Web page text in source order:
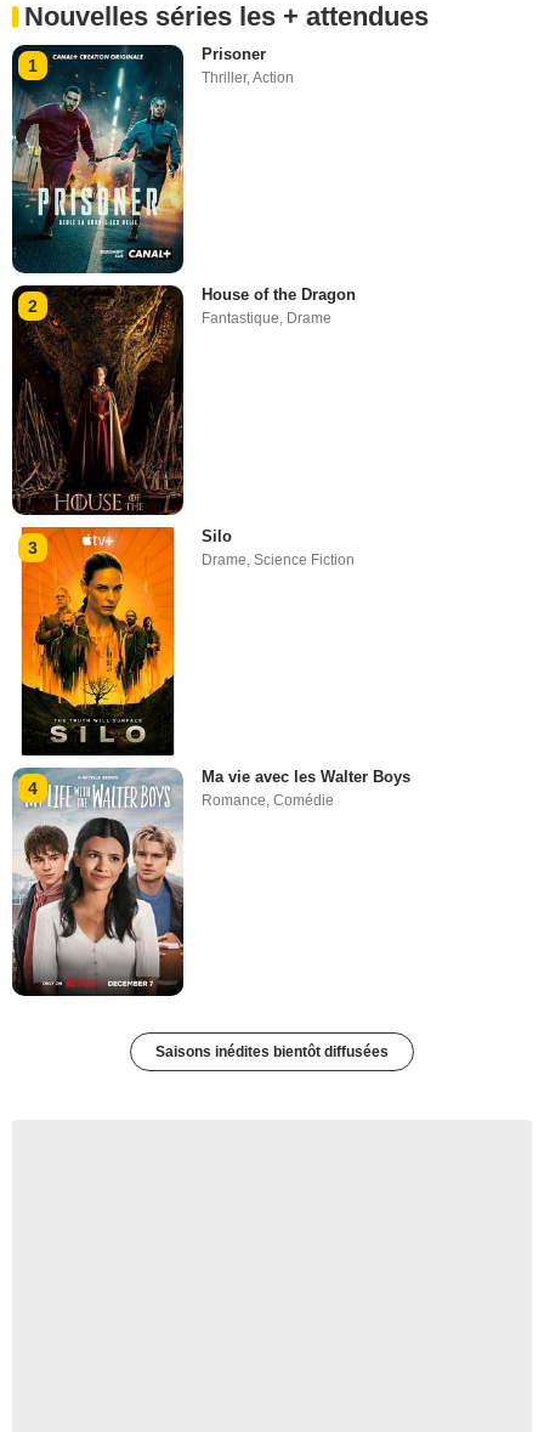
Nouvelles séries les + attendues
1
Prisoner
Thriller,Action
2
House of the Dragon
Fantastique, Drame
3
Silo
Drame ,Science Fiction
4
Ma vie avec les Walter Boys
Romance,Comédie
Saisons inédites bientôt diffusées